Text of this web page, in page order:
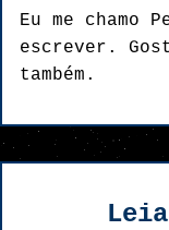
Eu me chamo
escrever.
também.